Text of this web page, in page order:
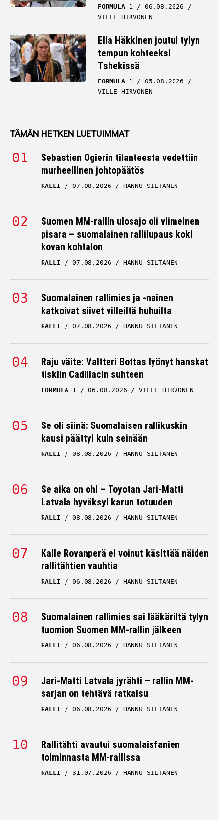
FORMULA 1
06.08.2026
VILLE HIRVONEN
Ella Häkkinen joutui tylyn
tempun kohteeksi
Tshekissä
FORMULA 1
05.08.2026
VILLE HIRVONEN
TÄMÄN HETKEN LUETUIMMAT
Sebastien Ogierin tilanteesta vedettiin
murheellinen johtopäätös
RALLI 07.08.2026 HANNU SILTANEN
Suomen MM-rallin ulosajo oli viimeinen
pisara – suomalainen rallilupaus koki
kovan kohtalon
RALLI 07.08.2026 HANNU SILTANEN
Suomalainen rallimies ja -nainen
katkoivat siivet villeiltä huhuilta
RALLI 07.08.2026 HANNU SILTANEN
Raju väite: Valtteri Bottas lyönyt hanskat
tiskiin Cadillacin suhteen
FORMULA 1 06.08.2026 VILLE HIRVONEN
Se oli siinä: Suomalaisen rallikuskin
kausi päättyi kuin seinään
RALLI 08.08.2026 HANNU SILTANEN
Se aika on ohi – Toyotan Jari-Matti
Latvala hyväksyi karun totuuden
RALLI 08.08.2026 HANNU SILTANEN
Kalle Rovanperä ei voinut käsittää näiden
rallitähtien vauhtia
RALLI 06.08.2026 HANNU SILTANEN
Suomalainen rallimies sai lääkäriltä tylyn
tuomion Suomen MM-rallin jälkeen
RALLI 06.08.2026 HANNU SILTANEN
Jari-Matti Latvala jyrähti – rallin MM-
sarjan on tehtävä ratkaisu
RALLI 06.08.2026 HANNU SILTANEN
Rallitähti avautui suomalaisfanien
toiminnasta MM-rallissa
RALLI 31.07.2026 HANNU SILTANEN